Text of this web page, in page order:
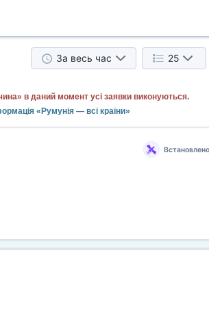
За весь час 25
в даний момент усі заявки виконуються.
«Румунія — всі країни»